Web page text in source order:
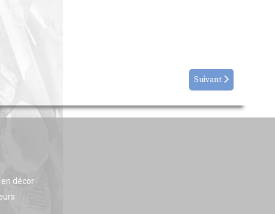
Suivant
décor